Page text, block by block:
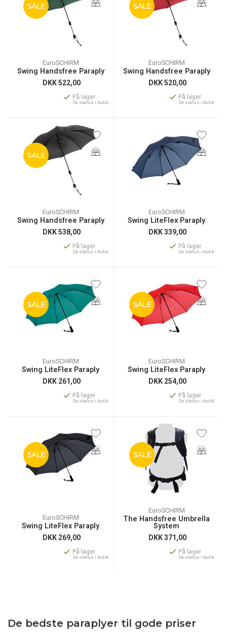
SALE
EuroSCHIRM
Swing Handsfree Paraply
DKK522,00
På lager
Se status i butik
SALE
EuroSCHIRM
Swing Handsfree Paraply
DKK520,00
På lager
Se status i butik
SALE
EuroSCHIRM
Swing Handsfree Paraply
DKK538,00
På lager
Se status i butik
EuroSCHIRM
Swing LiteFlex Paraply
DKK339,00
På lager
Se status i butik
SALE
EuroSCHIRM
Swing LiteFlex Paraply
DKK 261,00
På lager
Se status i butik
SALE
EuroSCHIRM
Swing LiteFlex Paraply
DKK 254,00
På lager
Se status i butik
SALE
EuroSCHIRM
Swing LiteFlex Paraply
DKK 269,00
På lager
Se status i butik
SALE
EuroSCHIRM
The Handsfree Umbrella
System
DKK371,00
På lager
Se status i butik
De bedste paraplyer til gode priser